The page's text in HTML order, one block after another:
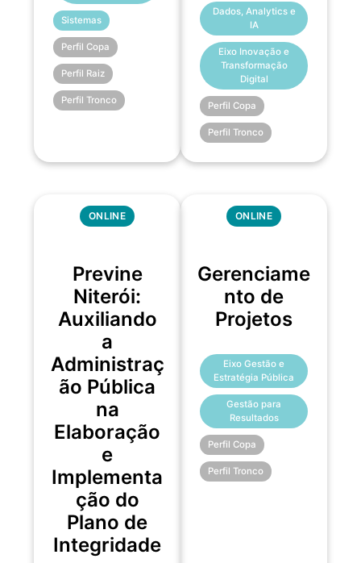
Sistemas
Perfil Copa
Perfil Raiz
Perfil Tronco
Dados, Analytics e
IA
Eixo Inovação e
Transformação
Digital
Perfil Copa
Perfil Tronco
ONLINE
Previne
Niterói:
Auxiliando
a
Administraç
ão Pública
na
Elaboração
e
Implementa
ção do
Plano de
Integridade
ONLINE
Gerenciame
nto de
Projetos
Eixo Gestão e
Estratégia Pública
Gestão para
Resultados
Perfil Copa
Perfil Tronco